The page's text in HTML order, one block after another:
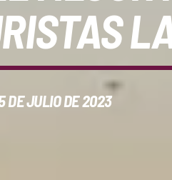
DE JULIO DE 2023